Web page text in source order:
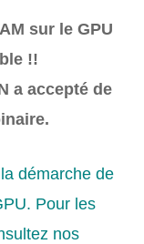
sur le GPU
!!
a accepté de
démarche de
Pour les
nos